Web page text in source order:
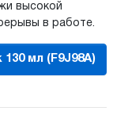
высокой
в работе.
мл (F9J98A)